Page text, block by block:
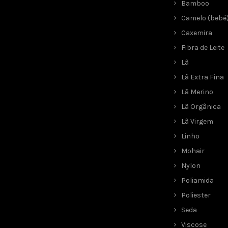
Bamboo
Camelo
Caxemira
Fibra de Leite
Lã
Lã Extra Fina
Lã Merino
Lã Orgânica
Lã Virgem
Linho
Mohair
Nylon
Poliamida
Poliester
Seda
Viscose